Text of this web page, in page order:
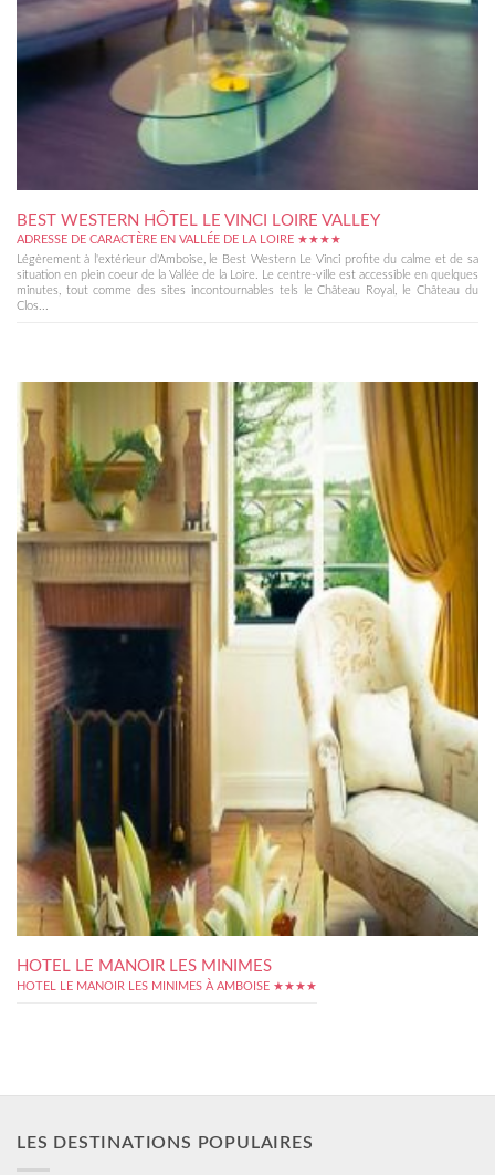
BEST WESTERN HÔTEL LE VINCI LOIRE VALLEY
ADRESSE DE CARACTÈRE EN VALLÉE DE LA LOIRE ★★★★
Légèrement à l'extérieur d'Amboise, le Best Western Le Vinci profite du calme et de sa
situation en plein coeur de la Vallée de la Loire. Le centre-ville est accessible en quelques
minutes, tout comme des sites incontournables tels le Château Royal, le Château du
Clos...
HOTEL LE MANOIR LES MINIMES
HOTEL LE MANOIR LES MINIMES À AMBOISE ★★★★
LES DESTINATIONS POPULAIRES